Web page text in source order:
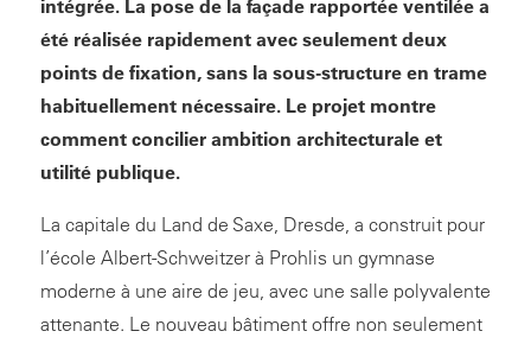
intégrée. La pose de la façade rapportée ventilée a
été réalisée rapidement avec seulement deux
points de fixation, sans la sous-structure en trame
habituellement nécessaire. Le projet montre
comment concilier ambition architecturale et
utilité publique.
La capitale du Land de Saxe, Dresde, a construit pour
l’école Albert-Schweitzer à Prohlis un gymnase
moderne à une aire de jeu, avec une salle polyvalente
attenante. Le nouveau bâtiment offre non seulement